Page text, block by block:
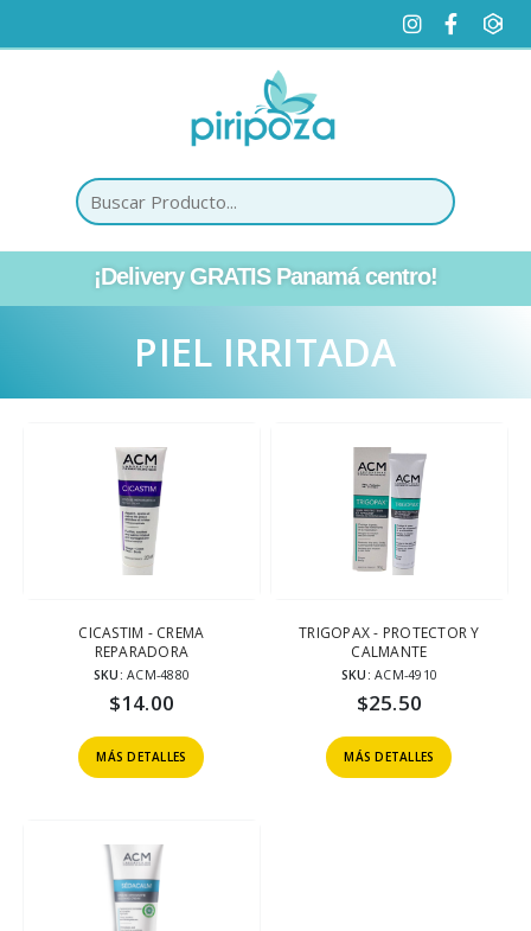
¡Delivery GRATIS Panamá centro!
PIEL IRRITADA
CICASTIM - CREMA
REPARADORA
SKU:ACM-4880
$14.00
MÁS DETALLES
TRIGOPAX - PROTECTOR Y
CALMANTE
SKU:ACM-4910
$25.50
MÁS DETALLES